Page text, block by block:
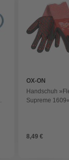
OX-ON
Handschuh
Supreme
8,49 €